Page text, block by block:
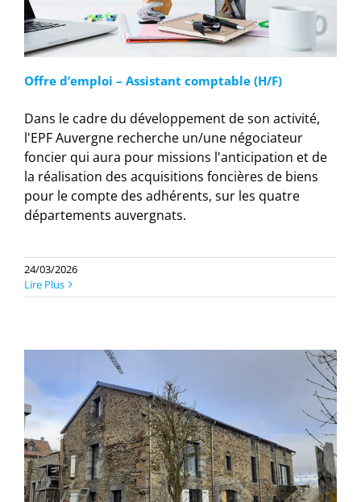
Offre d’emploi – Assistant comptable (H/F)
Dans le cadre du développement de son activité,
l'EPF Auvergne recherche un/une négociateur
foncier qui aura pour missions l'anticipation et de
la réalisation des acquisitions foncières de biens
pour le compte des adhérents, sur les quatre
départements auvergnats.
24/03/2026
Lire Plus